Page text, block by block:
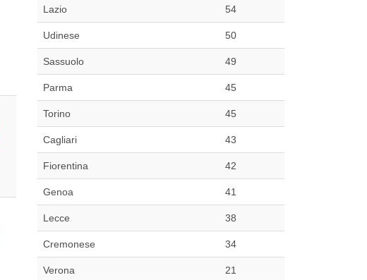
Lazio 54
Udinese 50
Sassuolo 49
Parma 45
Torino 45
Cagliari 43
Fiorentina 42
Genoa 41
Lecce 38
Cremonese 34
Verona 21